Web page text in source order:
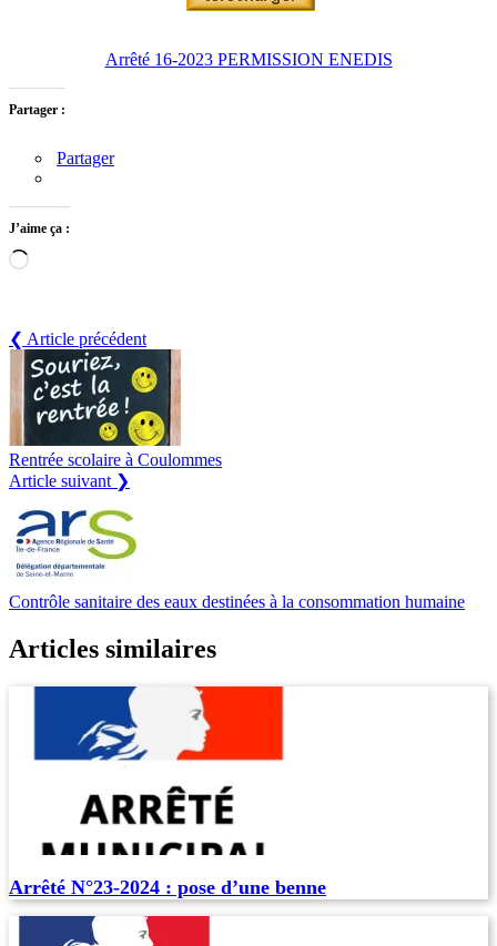
Arrêté 16-2023 PERMISSION ENEDIS
Partager :
Partager
J’aime ça :
Chargement…
❮ Article précédent
Rentrée scolaire à Coulommes
Article suivant ❯
Contrôle sanitaire des eaux destinées à la consommation humaine
Articles similaires
Arrêté N°23-2024 : pose d’une benne